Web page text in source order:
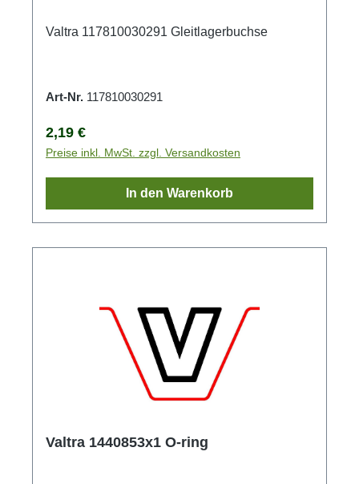
Valtra 117810030291 Gleitlagerbuchse
Art-Nr. 117810030291
Regulärer Preis:
2,19 €
Preise inkl. MwSt. zzgl. Versandkosten
In den Warenkorb
Valtra 1440853x1 O-ring